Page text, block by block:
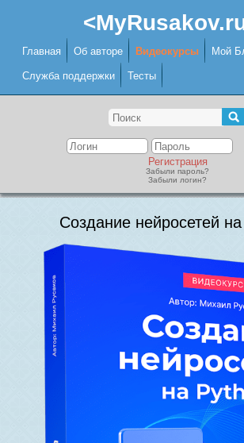
Главная Об авторе Видеокурсы Мой
Служба поддержки Тесты
Регистрация
Забыли пароль?
Забыли логин?
Создание нейросетей